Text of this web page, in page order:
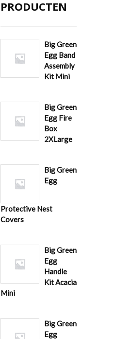
PRODUCTEN
Big Green
Egg Band
Assembly
Kit Mini
Big Green
Egg Fire
Box
2XLarge
Big Green
Egg
Protective Nest
Covers
Big Green
Egg
Handle
Kit Acacia
Mini
Big Green
Egg